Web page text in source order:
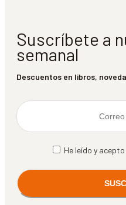
Suscríbete a
semanal
Descuentos en libros,
He leído y acepto